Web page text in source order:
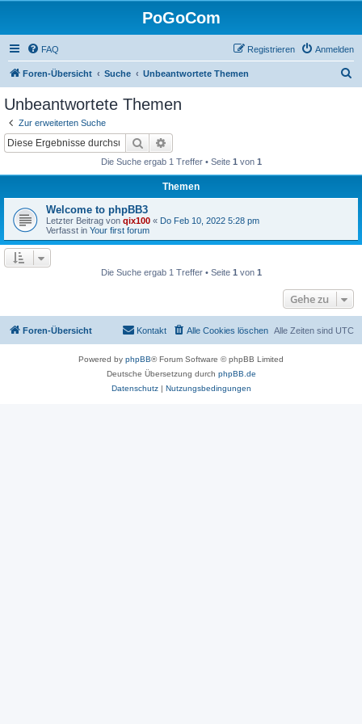
PoGoCom
FAQ Anmelden
Registrieren
Foren-Übersicht Suche Unbeantwortete Themen
Unbeantwortete Themen
Zur erweiterten Suche
Suche
Die Suche ergab 1 Treffer • Seite 1 von 1
Themen
Welcome to phpBB3
Letzter Beitrag von qix100 « Do Feb 10, 2022 5:28 pm
Verfasst in Your first forum
Die Suche ergab 1 Treffer • Seite 1 von 1
Gehe zu
Foren-Übersicht Alle Zeiten sind UTC
Alle Cookies löschen
Kontakt
Powered by phpBB® Forum Software © phpBB Limited
Deutsche Übersetzung durch phpBB.de
Datenschutz| Nutzungsbedingungen